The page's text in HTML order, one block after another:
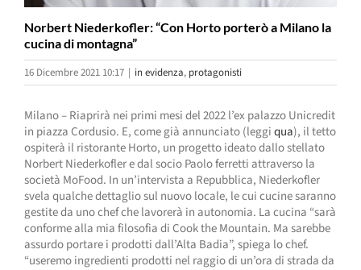
Norbert Niederkofler: “Con Horto porterò a Milano la
cucina di montagna”
16 Dicembre 2021 10:17 | in evidenza, protagonisti
Milano – Riaprirà nei primi mesi del 2022 l’ex palazzo Unicredit
in piazza Cordusio. E, come già annunciato (leggiqua), il tetto
ospiterà il ristorante Horto, un progetto ideato dallo stellato
Norbert Niederkofler e dal socio Paolo ferretti attraverso la
società MoFood. In un’intervista a Repubblica, Niederkofler
svela qualche dettaglio sul nuovo locale, le cui cucine saranno
gestite da uno chef che lavorerà in autonomia. La cucina “sarà
conforme alla mia filosofia di Cook the Mountain. Ma sarebbe
assurdo portare i prodotti dall’Alta Badia”, spiega lo chef.
“useremo ingredienti prodotti nel raggio di un’ora di strada da